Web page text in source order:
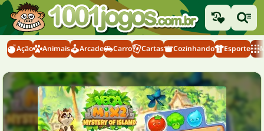
Ação Animais Arcade Carro Cartas Cozinhando Esporte